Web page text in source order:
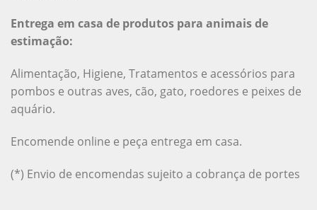
Entrega em casa de produtos para animais de
estimação:
Alimentação, Higiene, Tratamentos e acessórios para
pombos e outras aves, cão, gato, roedores e peixes de
aquário.
Encomende online e peça entrega em casa.
(*) Envio de encomendas sujeito a cobrança de portes